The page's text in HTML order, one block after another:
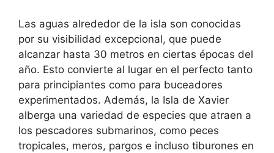
Las aguas alrededor de la isla son conocidas
por su visibilidad excepcional, que puede
alcanzar hasta 30 metros en ciertas épocas del
año. Esto convierte al lugar en el perfecto tanto
para principiantes como para buceadores
experimentados. Además, la Isla de Xavier
alberga una variedad de especies que atraen a
los pescadores submarinos, como peces
tropicales, meros, pargos e incluso tiburones en